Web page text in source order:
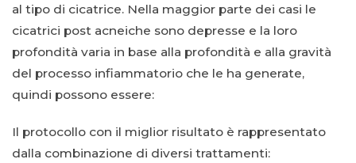
al tipo di cicatrice. Nella maggior parte dei casi le
cicatrici post acneiche sono depresse e la loro
profondità varia in base alla profondità e alla gravità
del processo infiammatorio che le ha generate,
quindi possono essere:
Il protocollo con il miglior risultato è rappresentato
dalla combinazione di diversi trattamenti: